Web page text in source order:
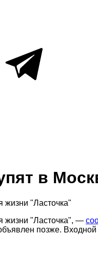
в
жизни "Ласточка"
жизни "Ласточка", —
позже. Входной